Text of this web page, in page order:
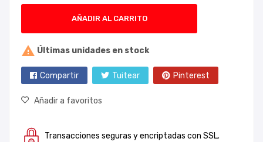
AÑADIR AL CARRITO
 Últimas unidades en stock
Compartir Tuitear Pinterest
Añadir a favoritos
Transacciones seguras y encriptadas con SSL.